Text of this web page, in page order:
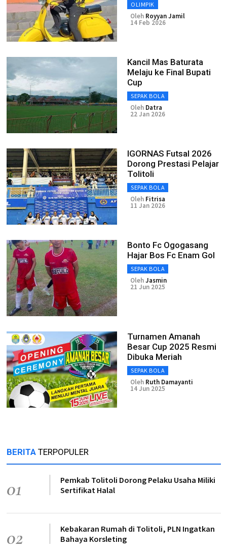
OLIMPIK
Oleh Royyan Jamil
14 Feb 2026
Kancil Mas Baturata
Melaju ke Final Bupati
Cup
SEPAK BOLA
Oleh Datra
22 Jan 2026
IGORNAS Futsal 2026
Dorong Prestasi Pelajar
Tolitoli
SEPAK BOLA
Oleh Fitrisa
11 Jan 2026
Bonto Fc Ogogasang
Hajar Bos Fc Enam Gol
SEPAK BOLA
OlehJasmin
21 Jun 2025
Turnamen Amanah
Besar Cup 2025 Resmi
Dibuka Meriah
SEPAK BOLA
Oleh Ruth Damayanti
14 Jun 2025
BERITA TERPOPULER
01
Pemkab Tolitoli Dorong Pelaku Usaha Miliki
Sertifikat Halal
02
Kebakaran Rumah di Tolitoli, PLN Ingatkan
Bahaya Korsleting